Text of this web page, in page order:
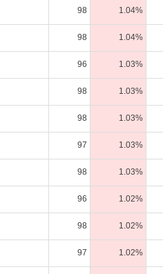
98 1.04%
98 1.04%
96 1.03%
98 1.03%
98 1.03%
97 1.03%
98 1.03%
96 1.02%
98 1.02%
97 1.02%